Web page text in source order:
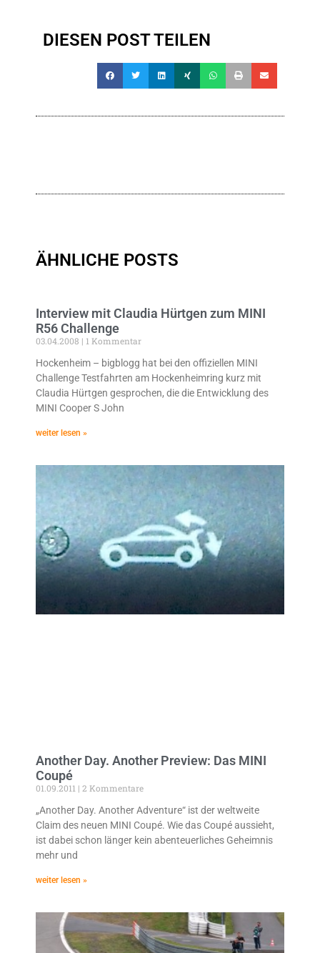
DIESEN POST TEILEN
ÄHNLICHE POSTS
Interview mit Claudia Hürtgen zum MINI
R56 Challenge
03.04.2008
1 Kommentar
Hockenheim – bigblogg hat bei den offiziellen MINI
Challenge Testfahrten am Hockenheimring kurz mit
Claudia Hürtgen gesprochen, die die Entwicklung des
MINI Cooper S John
weiter lesen »
Another Day. Another Preview: Das MINI
Coupé
01.09.2011
2 Kommentare
„Another Day. Another Adventure“ ist der weltweite
Claim des neuen MINI Coupé. Wie das Coupé aussieht,
ist dabei schon länger kein abenteuerliches Geheimnis
mehr und
weiter lesen »